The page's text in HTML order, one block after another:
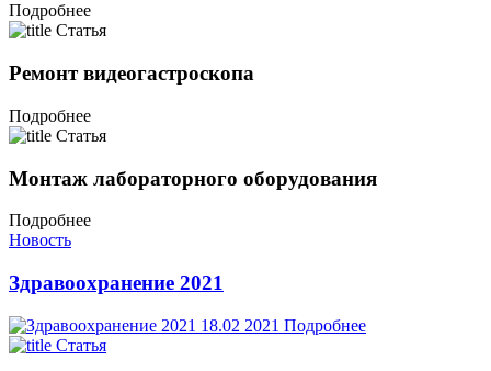
Подробнее
Статья
Ремонт видеогастроскопа
Подробнее
Статья
Монтаж лабораторного оборудования
Подробнее
Новость
Здравоохранение 2021
18.02 2021 Подробнее
Статья